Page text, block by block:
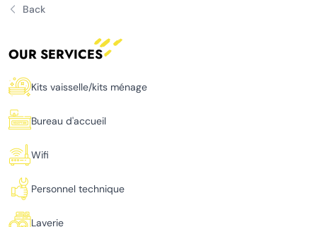
Back
OUR SERVICES
Kits vaisselle/kits ménage
Bureau d'accueil
Wifi
Personnel technique
Laverie